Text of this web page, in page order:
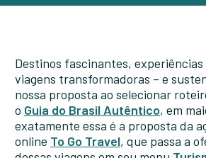
Destinos fascinantes,
viagens transformadoras – e
nossa proposta ao selecionar
o Guia do Brasil Autêntico, em
exatamente essa é a proposta da
online To Go Travel, que passa a